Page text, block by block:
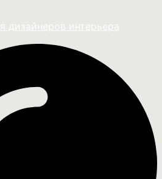
дизайнеров интерьера